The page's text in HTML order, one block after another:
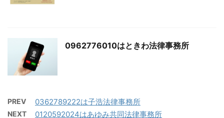
0962776010はときわ法律事務所
PREV 0362789222は子浩法律事務所
NEXT 0120592024はあゆみ共同法律事務所